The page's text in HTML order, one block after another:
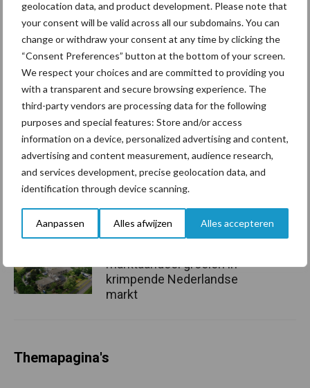
geolocation data, and product development. Please note that
your consent will be valid across all our subdomains. You can
change or withdraw your consent at any time by clicking the
“Consent Preferences” button at the bottom of your screen.
We respect your choices and are committed to providing you
with a transparent and secure browsing experience. The
third-party vendors are processing data for the following
purposes and special features: Store and/or access
information on a device, personalized advertising and content,
advertising and content measurement, audience research,
and services development, precise geolocation data, and
identification through device scanning.
Aanpassen Alles afwijzen Alles accepteren
Aanbevolen voor jou!
Grondstoffenmarkt blijft
grillig: droogte en
geopolitiek houden handel
in de greep
De speenhuid: een vaak
onderschatte risicofactor
voor mastitis
marktaandeel groeien in
krimpende Nederlandse
markt
Themapagina's